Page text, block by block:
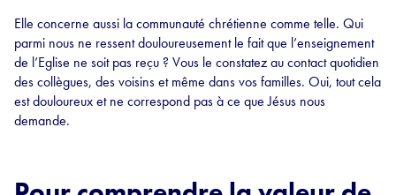
Elle concerne aussi la communauté chrétienne comme telle. Qui
parmi nous ne ressent douloureusement le fait que l’enseignement
de l’Eglise ne soit pas reçu ? Vous le constatez au contact quotidien
des collègues, des voisins et même dans vos familles. Oui, tout cela
est douloureux et ne correspond pas à ce que Jésus nous
demande.